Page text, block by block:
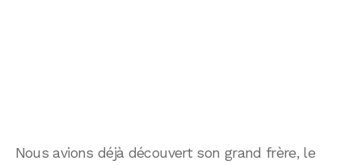
Nous avions déjà découvert son grand frère, le